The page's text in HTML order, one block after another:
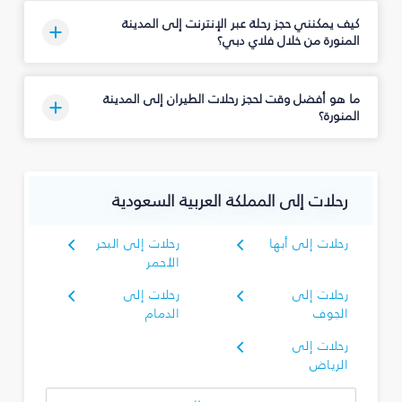
كيف يمكنني حجز رحلة عبر الإنترنت إلى المدينة
المنورة من خلال فلاي دبي؟
ما هو أفضل وقت لحجز رحلات الطيران إلى المدينة
المنورة؟
رحلات إلى المملكة العربية السعودية
رحلات إلى أبها
رحلات إلى البحر
الأحمر
رحلات إلى
الجوف
رحلات إلى
الدمام
رحلات إلى
الرياض